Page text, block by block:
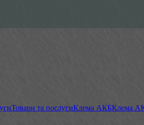
Товари та послугиКлема АКБКлема